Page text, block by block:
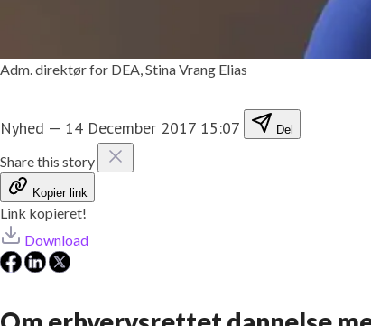
Adm. direktør for DEA, Stina Vrang Elias
Nyhed — 14 December 2017 15:07 Del
Share this story
Kopier link
Link kopieret!
Download